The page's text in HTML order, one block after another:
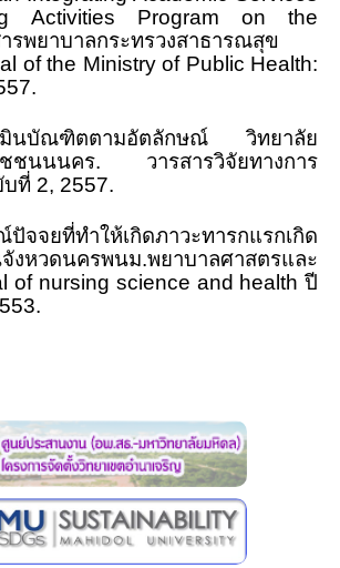
สำหรับนักศึกษาพิการ
รจัดตั้งฯ
รจัดตั้งฯ
ศึกษา
Activities Program on the
รพยาบาลกระทรวงสาธารณสุข
of the Ministry of Public Health:
.
เมินบัณฑิตตามอัตลักษณ์ วิทยาลัย
ชนนนคร.
วารสารวิจัยทางการ
ที่ 2, 2557.
จจยที่ทำให้เกิดภาวะทารกแรกเกิด
งหวดนครพนม.พยาบาลศาสตรและ
of nursing science and healthปี
.